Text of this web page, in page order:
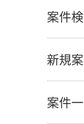
案件
新規
案件